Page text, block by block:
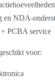
en NDA-
PCBA service
voor: